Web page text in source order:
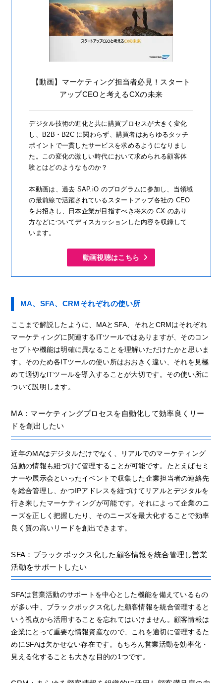
【動画】マーケティング担当者必見！スタート
アップCEOと考えるCXの未来
デジタル技術の進化と共に購買プロセスが大きく変化
し、B2B・B2C に関わらず、購買者はあらゆるタッチ
ポイントで一貫したサービスを求めるようになりまし
た。この変化の激しい時代において求められる顧客体
験とはどのようなものか？
本動画は、過去 SAP.iO のプログラムに参加し、当領域
の最前線で活躍されているスタートアップ各社の CEO
をお招きし、日本企業が目指すべき将来の CX のあり
方などについてディスカッションした内容を収録して
います。
動画視聴はこちら
MA、SFA、CRMそれぞれの使い所
ここまで解説したように、MAとSFA、それとCRMはそれぞれ
マーケティングに関連するITツールではありますが、そのコン
セプトや機能は明確に異なることを理解いただけたかと思いま
す。そのため各ITツールの使い所はおおきく違い、それを見極
めて適切なITツールを導入することが大切です。その使い所に
ついて説明します。
MA：マーケティングプロセスを自動化して効率良くリー
ドを創出したい
近年のMAはデジタルだけでなく、リアルでのマーケティング
活動の情報も紐づけて管理することが可能です。たとえばセミ
ナーや展示会といったイベントで収集した企業担当者の連絡先
を総合管理し、かつIPアドレスを紐づけてリアルとデジタルを
行き来したマーケティングが可能です。それによって企業のニ
ーズを正しく把握したり、そのニーズを最大化することで効率
良く質の高いリードを創出できます。
SFA：ブラックボックス化した顧客情報を統合管理し営業
活動をサポートしたい
SFAは営業活動のサポートを中心とした機能を備えているもの
が多い中、ブラックボックス化した顧客情報を統合管理すると
いう視点から活用することを忘れてはいけません。顧客情報は
企業にとって重要な情報資産なので、これを適切に管理するた
めにSFAは欠かせない存在です。もちろん営業活動を効率化・
見える化することも大きな目的の1つです。